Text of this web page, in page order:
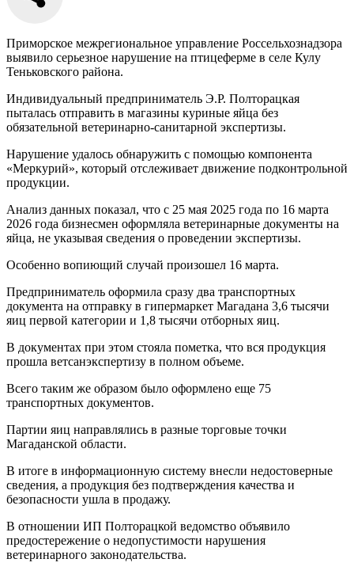
Приморское межрегиональное управление Россельхознадзора
выявило серьезное нарушение на птицеферме в селе Кулу
Теньковского района.
Индивидуальный предприниматель Э.Р. Полторацкая
пыталась отправить в магазины куриные яйца без
обязательной ветеринарно-санитарной экспертизы.
Нарушение удалось обнаружить с помощью компонента
«Меркурий», который отслеживает движение подконтрольной
продукции.
Анализ данных показал, что с 25 мая 2025 года по 16 марта
2026 года бизнесмен оформляла ветеринарные документы на
яйца, не указывая сведения о проведении экспертизы.
Особенно вопиющий случай произошел 16 марта.
Предприниматель оформила сразу два транспортных
документа на отправку в гипермаркет Магадана 3,6 тысячи
яиц первой категории и 1,8 тысячи отборных яиц.
В документах при этом стояла пометка, что вся продукция
прошла ветсанэкспертизу в полном объеме.
Всего таким же образом было оформлено еще 75
транспортных документов.
Партии яиц направлялись в разные торговые точки
Магаданской области.
В итоге в информационную систему внесли недостоверные
сведения, а продукция без подтверждения качества и
безопасности ушла в продажу.
В отношении ИП Полторацкой ведомство объявило
предостережение о недопустимости нарушения
ветеринарного законодательства.